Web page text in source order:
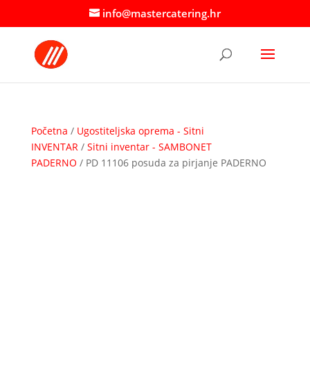
info@mastercatering.hr
Početna / Ugostiteljska oprema - Sitni
INVENTAR / Sitni inventar - SAMBONET
PADERNO / PD 11106 posuda za pirjanje PADERNO